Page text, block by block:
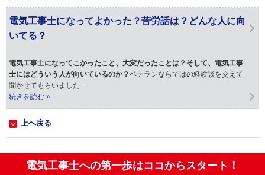
電気工事士になってよかった？苦労話は？どんな人に向
いてる？
電気工事士になってこかったこと、大変だったことは？そして、電気工事
士にはどういう人が向いているのか？ベテランならではの経験談を交えて
聞かせてもらいました･･･
続きを読む »
上へ戻る
電気工事士への第一歩はココからスタート！